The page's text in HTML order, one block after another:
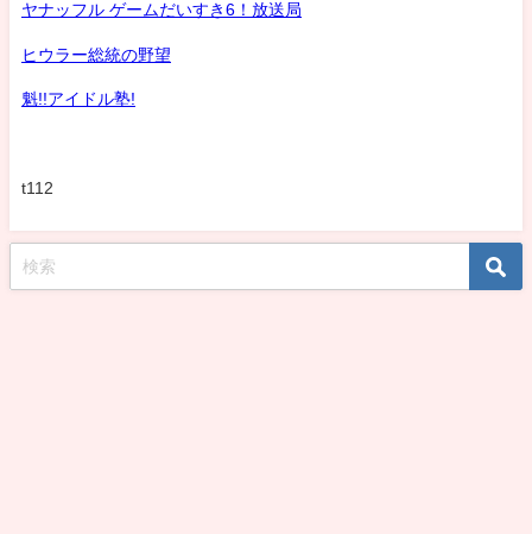
ヤナッフル ゲームだいすき6！放送局
ヒウラー総統の野望
魁!!アイドル塾!
t112